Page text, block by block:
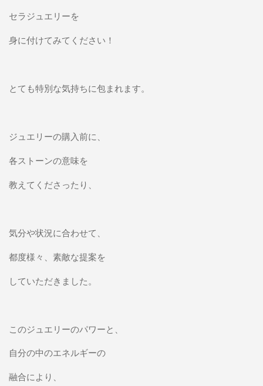
セラジュエリーを
身に付けてみてください！
とても特別な気持ちに包まれます。
ジュエリーの購入前に、
各ストーンの意味を
教えてくださったり、
気分や状況に合わせて、
都度様々、素敵な提案を
していただきました。
このジュエリーのパワーと、
自分の中のエネルギーの
融合により、